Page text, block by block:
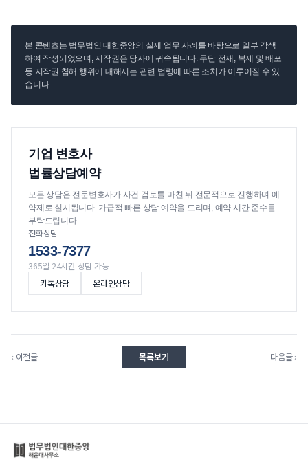
본 콘텐츠는 법무법인 대한중앙의 실제 업무 사례를 바탕으로 일부 각색
하여 작성되었으며, 저작권은 당사에 귀속됩니다. 무단 전재, 복제 및 배포
등 저작권 침해 행위에 대해서는 관련 법령에 따른 조치가 이루어질 수 있
습니다.
기업 변호사
법률상담예약
모든 상담은 전문변호사가 사건 검토를 마친 뒤 전문적으로 진행하며 예
약제로 실시됩니다. 가급적 빠른 상담 예약을 드리며, 예약 시간 준수를
부탁드립니다.
전화상담
1533-7377
365일 24시간 상담 가능
카톡상담
온라인상담
‹ 이전글 목록보기 다음글 ›